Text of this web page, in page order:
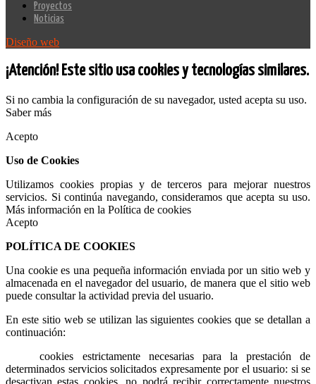
Proyectos
Noticias
Diseño web
¡Atención! Este sitio usa cookies y tecnologías similares.
Si no cambia la configuración de su navegador, usted acepta su uso.
Saber más
Acepto
Uso de Cookies
Utilizamos cookies propias y de terceros para mejorar nuestros
servicios. Si continúa navegando, consideramos que acepta su uso.
Más información en la Política de cookies
Acepto
POLÍTICA DE COOKIES
Una cookie es una pequeña información enviada por un sitio web y
almacenada en el navegador del usuario, de manera que el sitio web
puede consultar la actividad previa del usuario.
En este sitio web se utilizan las siguientes cookies que se detallan a
continuación:
cookies estrictamente necesarias para la prestación de
determinados servicios solicitados expresamente por el usuario: si se
desactivan estas cookies, no podrá recibir correctamente nuestros